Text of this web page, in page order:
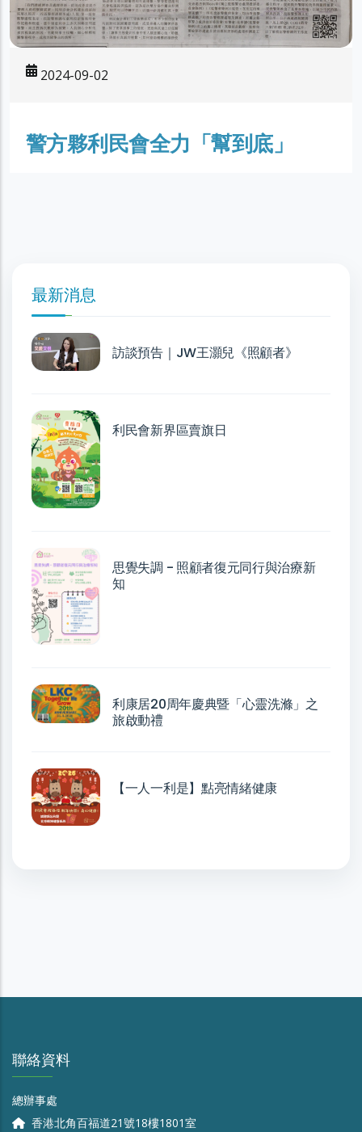
2024-09-02
警方夥利民會全力「幫到底」
最新消息
訪談預告｜JW王灝兒《照顧者》
利民會新界區賣旗日
思覺失調 - 照顧者復元同行與治療新
知
利康居20周年慶典暨「心靈洗滌」之
旅啟動禮
【一人一利是】點亮情緒健康
聯絡資料
總辦事處
香港北角百福道21號18樓1801室